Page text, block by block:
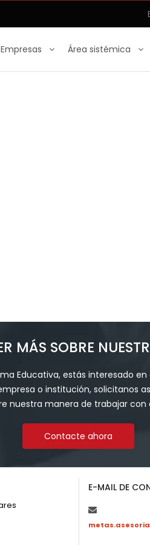
Empresas Área sistémica
MÁS SOBRE
Educativa, estás interesado
o institución, solicitanos
nuestra manera de trabajar con
Contacte ahora
E-MAIL DE